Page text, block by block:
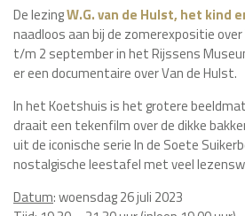
De lezingW.G. van de Hulst, het kind
naadloos aan bij de zomerexpositie
t/m 2 september in het Rijssens
er een documentaire over Van de Hulst.
In het Koetshuis is het grotere
draait een tekenfilm over de dikke
uit de iconische serie In de Soete
nostalgische leestafel met veel
Datum: woensdag 26 juli 2023